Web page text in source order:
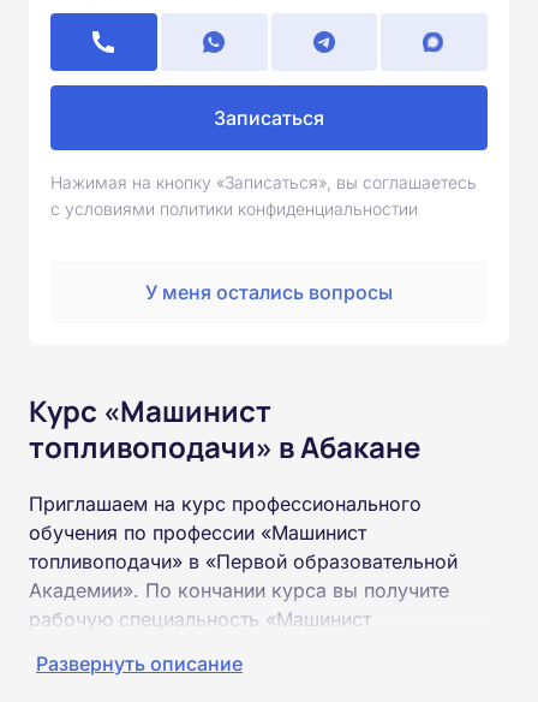
Записаться
Нажимая на кнопку «Записаться», вы соглашаетесь
с условиями политики конфиденциальностии
У меня остались вопросы
Курс «Машинист
топливоподачи» в Абакане
Приглашаем на курс профессионального
обучения по профессии «Машинист
топливоподачи» в «Первой образовательной
Академии». По кончании курса вы получите
рабочую специальность «Машинист
Развернуть описание